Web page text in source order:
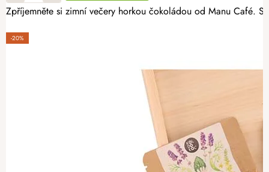
Zpříjemněte si zimní večery horkou čokoládou od Manu Café.
-20%